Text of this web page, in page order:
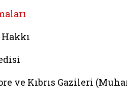
ve Kıbrıs Gazileri